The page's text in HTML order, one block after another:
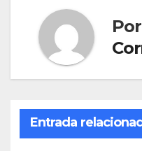
Por
Entrada